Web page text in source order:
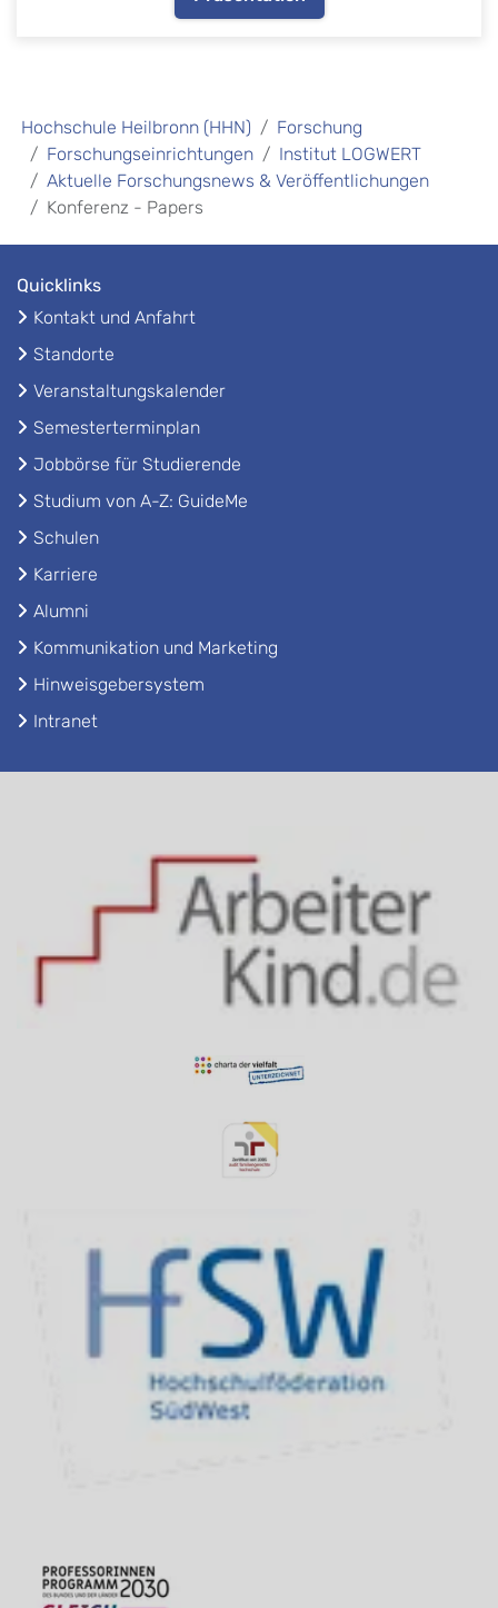
Hochschule Heilbronn (HHN)
Forschung
Forschungseinrichtungen
Institut LOGWERT
Aktuelle Forschungsnews & Veröffentlichungen
Konferenz - Papers
Quicklinks
Kontakt und Anfahrt
Standorte
Veranstaltungskalender
Semesterterminplan
Jobbörse für Studierende
Studium von A-Z: GuideMe
Schulen
Karriere
Alumni
Kommunikation und Marketing
Hinweisgebersystem
Intranet